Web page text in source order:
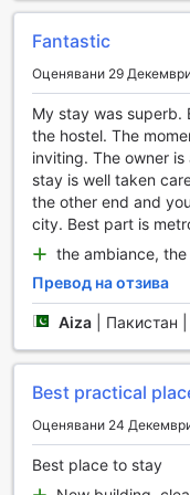
отдих след
искате да
да се насладите на
съоръжения на
всяко ваше
Удобства на Dubai
В Dubai City
с мисъл за вашето
пребиваване. С
можете лесно да
чисти през целия
нуждаете от бързо
искате да освежите
Допълнителните
ценности, където
документи и лични
Fi в стаите ви
приключения в
Fantastic
Оценявани 29
My stay was superb.
the hostel. The
inviting. The owner
stay is well taken
the other end and
city. Best part is
the ambiance,
Превод на отзива
Aiza Пакистан
Best practical
Оценявани 24
Best place to stay